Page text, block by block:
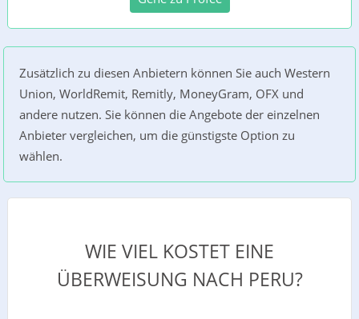
Zusätzlich zu diesen Anbietern können Sie auch Western
Union, WorldRemit, Remitly, MoneyGram, OFX und
andere nutzen. Sie können die Angebote der einzelnen
Anbieter vergleichen, um die günstigste Option zu
wählen.
WIE VIEL KOSTET EINE
ÜBERWEISUNG NACH PERU?